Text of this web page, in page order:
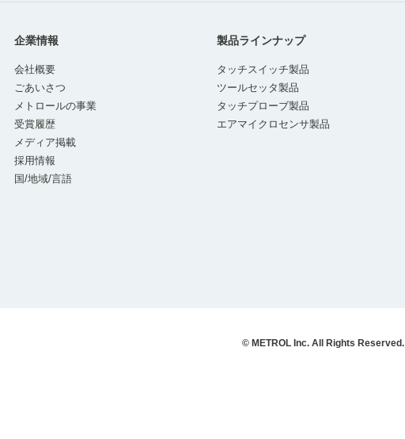
企業情報
会社概要
ごあいさつ
メトロールの事業
受賞履歴
メディア掲載
採用情報
国/地域/言語
製品ラインナップ
タッチスイッチ製品
ツールセッタ製品
タッチプローブ製品
エアマイクロセンサ製品
© METROL Inc. All Rights Reserved.